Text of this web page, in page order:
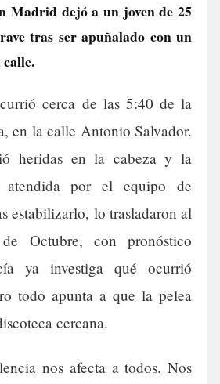
Madrid dejó a un joven de 25
tras ser apuñalado con un
calle.
cerca de las 5:40 de la
en la calle Antonio Salvador.
heridas en la cabeza y la
por el equipo de
estabilizarlo, lo trasladaron al
Octubre, con pronóstico
ya investiga qué ocurrió
todo apunta a que la pelea
cercana.
nos afecta a todos. Nos